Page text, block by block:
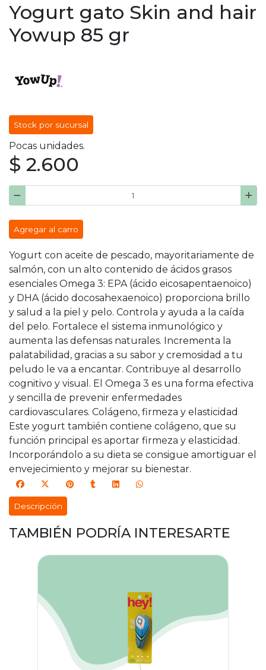
Yogurt gato Skin and hair
Yowup 85 gr
Stock por sucursal
Pocas unidades.
$ 2.600
Agregar al carro
Yogurt con aceite de pescado, mayoritariamente de
salmón, con un alto contenido de ácidos grasos
esenciales Omega 3: EPA (ácido eicosapentaenoico)
y DHA (ácido docosahexaenoico) proporciona brillo
y salud a la piel y pelo. Controla y ayuda a la caída
del pelo. Fortalece el sistema inmunológico y
aumenta las defensas naturales. Incrementa la
palatabilidad, gracias a su sabor y cremosidad a tu
peludo le va a encantar. Contribuye al desarrollo
cognitivo y visual. El Omega 3 es una forma efectiva
y sencilla de prevenir enfermedades
cardiovasculares. Colágeno, firmeza y elasticidad
Este yogurt también contiene colágeno, que su
función principal es aportar firmeza y elasticidad.
Incorporándolo a su dieta se consigue amortiguar el
envejecimiento y mejorar su bienestar.
Descripción
TAMBIÉN PODRÍA INTERESARTE